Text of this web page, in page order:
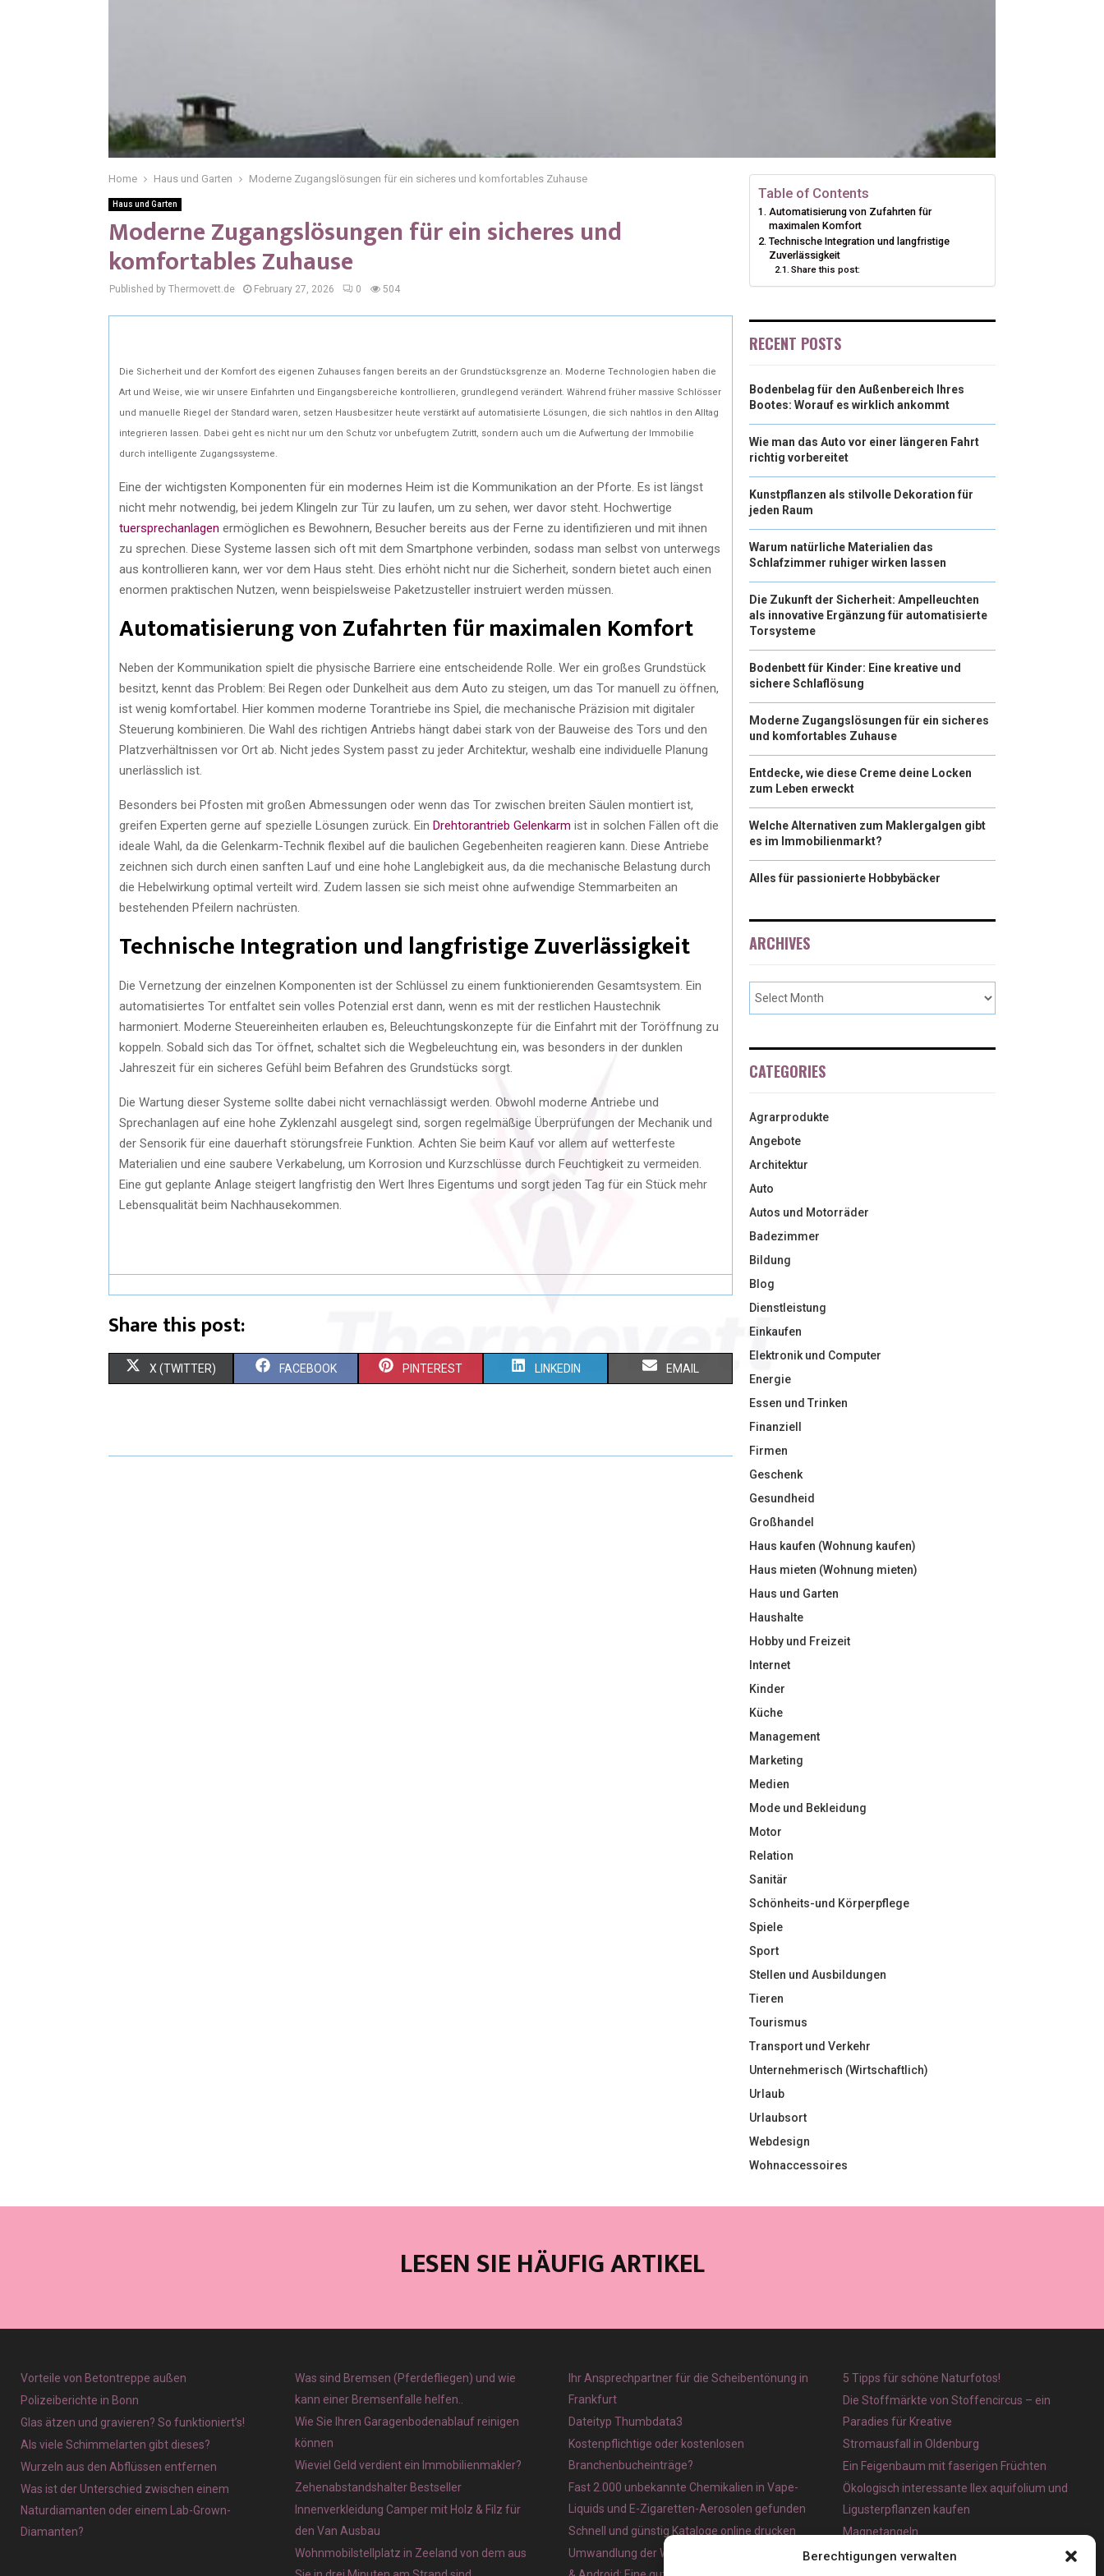
Berechtigungen verwalten
Home Haus und Garten Moderne Zugangslösungen für ein sicheres und komfortables Zuhause
Haus und Garten
Moderne Zugangslösungen für ein sicheres und
komfortables Zuhause
Published by Thermovett.de February 27, 2026 0 504
Die Sicherheit und der Komfort des eigenen Zuhauses fangen bereits an der Grundstücksgrenze an. Moderne Technologien haben die
Art und Weise, wie wir unsere Einfahrten und Eingangsbereiche kontrollieren, grundlegend verändert. Während früher massive Schlösser
und manuelle Riegel der Standard waren, setzen Hausbesitzer heute verstärkt auf automatisierte Lösungen, die sich nahtlos in den Alltag
integrieren lassen. Dabei geht es nicht nur um den Schutz vor unbefugtem Zutritt, sondern auch um die Aufwertung der Immobilie
durch intelligente Zugangssysteme.
Eine der wichtigsten Komponenten für ein modernes Heim ist die Kommunikation an der Pforte. Es ist längst
nicht mehr notwendig, bei jedem Klingeln zur Tür zu laufen, um zu sehen, wer davor steht. Hochwertige
tuersprechanlagen ermöglichen es Bewohnern, Besucher bereits aus der Ferne zu identifizieren und mit ihnen
zu sprechen. Diese Systeme lassen sich oft mit dem Smartphone verbinden, sodass man selbst von unterwegs
aus kontrollieren kann, wer vor dem Haus steht. Dies erhöht nicht nur die Sicherheit, sondern bietet auch einen
enormen praktischen Nutzen, wenn beispielsweise Paketzusteller instruiert werden müssen.
Automatisierung von Zufahrten für maximalen Komfort
Neben der Kommunikation spielt die physische Barriere eine entscheidende Rolle. Wer ein großes Grundstück
besitzt, kennt das Problem: Bei Regen oder Dunkelheit aus dem Auto zu steigen, um das Tor manuell zu öffnen,
ist wenig komfortabel. Hier kommen moderne Torantriebe ins Spiel, die mechanische Präzision mit digitaler
Steuerung kombinieren. Die Wahl des richtigen Antriebs hängt dabei stark von der Bauweise des Tors und den
Platzverhältnissen vor Ort ab. Nicht jedes System passt zu jeder Architektur, weshalb eine individuelle Planung
unerlässlich ist.
Besonders bei Pfosten mit großen Abmessungen oder wenn das Tor zwischen breiten Säulen montiert ist,
greifen Experten gerne auf spezielle Lösungen zurück. Ein Drehtorantrieb Gelenkarm ist in solchen Fällen oft die
ideale Wahl, da die Gelenkarm-Technik flexibel auf die baulichen Gegebenheiten reagieren kann. Diese Antriebe
zeichnen sich durch einen sanften Lauf und eine hohe Langlebigkeit aus, da die mechanische Belastung durch
die Hebelwirkung optimal verteilt wird. Zudem lassen sie sich meist ohne aufwendige Stemmarbeiten an
bestehenden Pfeilern nachrüsten.
Technische Integration und langfristige Zuverlässigkeit
Die Vernetzung der einzelnen Komponenten ist der Schlüssel zu einem funktionierenden Gesamtsystem. Ein
automatisiertes Tor entfaltet sein volles Potenzial erst dann, wenn es mit der restlichen Haustechnik
harmoniert. Moderne Steuereinheiten erlauben es, Beleuchtungskonzepte für die Einfahrt mit der Toröffnung zu
koppeln. Sobald sich das Tor öffnet, schaltet sich die Wegbeleuchtung ein, was besonders in der dunklen
Jahreszeit für ein sicheres Gefühl beim Befahren des Grundstücks sorgt.
Die Wartung dieser Systeme sollte dabei nicht vernachlässigt werden. Obwohl moderne Antriebe und
Sprechanlagen auf eine hohe Zyklenzahl ausgelegt sind, sorgen regelmäßige Überprüfungen der Mechanik und
der Sensorik für eine dauerhaft störungsfreie Funktion. Achten Sie beim Kauf vor allem auf wetterfeste
Materialien und eine saubere Verkabelung, um Korrosion und Kurzschlüsse durch Feuchtigkeit zu vermeiden.
Eine gut geplante Anlage steigert langfristig den Wert Ihres Eigentums und sorgt jeden Tag für ein Stück mehr
Lebensqualität beim Nachhausekommen.
Share this post:
S
R
X (TWITTER) S
R
FACEBOOK S
R
PINTEREST S
R
LINKEDIN S
R
EMAIL
Table of Contents
Automatisierung von Zufahrten für
maximalen Komfort
Technische Integration und langfristige
Zuverlässigkeit
Share this post:
RECENT POSTS
Bodenbelag für den Außenbereich Ihres
Bootes: Worauf es wirklich ankommt
Wie man das Auto vor einer längeren Fahrt
richtig vorbereitet
Kunstpflanzen als stilvolle Dekoration für
jeden Raum
Warum natürliche Materialien das
Schlafzimmer ruhiger wirken lassen
Die Zukunft der Sicherheit: Ampelleuchten
als innovative Ergänzung für automatisierte
Torsysteme
Bodenbett für Kinder: Eine kreative und
sichere Schlaflösung
Moderne Zugangslösungen für ein sicheres
und komfortables Zuhause
Entdecke, wie diese Creme deine Locken
zum Leben erweckt
Welche Alternativen zum Maklergalgen gibt
es im Immobilienmarkt?
Alles für passionierte Hobbybäcker
ARCHIVES
CATEGORIES
Agrarprodukte
Angebote
Architektur
Auto
Autos und Motorräder
Badezimmer
Bildung
Blog
Dienstleistung
Einkaufen
Elektronik und Computer
Energie
Essen und Trinken
Finanziell
Firmen
Geschenk
Gesundheid
Großhandel
Haus kaufen (Wohnung kaufen)
Haus mieten (Wohnung mieten)
Haus und Garten
Haushalte
Hobby und Freizeit
Internet
Kinder
Küche
Management
Marketing
Medien
Mode und Bekleidung
Motor
Relation
Sanitär
Schönheits-und Körperpflege
Spiele
Sport
Stellen und Ausbildungen
Tieren
Tourismus
Transport und Verkehr
Unternehmerisch (Wirtschaftlich)
Urlaub
Urlaubsort
Webdesign
Wohnaccessoires
LESEN SIE HÄUFIG ARTIKEL
Vorteile von Betontreppe außen
Polizeiberichte in Bonn
Glas ätzen und gravieren? So funktioniert’s!
Als viele Schimmelarten gibt dieses?
Wurzeln aus den Abflüssen entfernen
Was ist der Unterschied zwischen einem
Naturdiamanten oder einem Lab-Grown-
Diamanten?
Was sind Bremsen (Pferdefliegen) und wie
kann einer Bremsenfalle helfen..
Wie Sie Ihren Garagenbodenablauf reinigen
können
Wieviel Geld verdient ein Immobilienmakler?
Zehenabstandshalter Bestseller
Innenverkleidung Camper mit Holz & Filz für
den Van Ausbau
Wohnmobilstellplatz in Zeeland von dem aus
Ihr Ansprechpartner für die Scheibentönung in
Frankfurt
Dateityp Thumbdata3
Kostenpflichtige oder kostenlosen
Branchenbucheinträge?
Fast 2.000 unbekannte Chemikalien in Vape-
Liquids und E-Zigaretten-Aerosolen gefunden
Schnell und günstig Kataloge online drucken
Umwandlung der Webseite in eine App für iOS
5 Tipps für schöne Naturfotos!
Die Stoffmärkte von Stoffencircus – ein
Paradies für Kreative
Stromausfall in Oldenburg
Ein Feigenbaum mit faserigen Früchten
Ökologisch interessante Ilex aquifolium und
Ligusterpflanzen kaufen
Magnetangeln